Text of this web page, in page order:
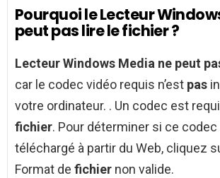
Pourquoi le Lecteur
peut pas lire le fichier ?
Lecteur Windows Media ne peut
car le codec vidéo requis n’est pas
votre ordinateur. . Un codec est
fichier. Pour déterminer si ce codec
téléchargé à partir du Web, cliquez
Format de fichier non valide.